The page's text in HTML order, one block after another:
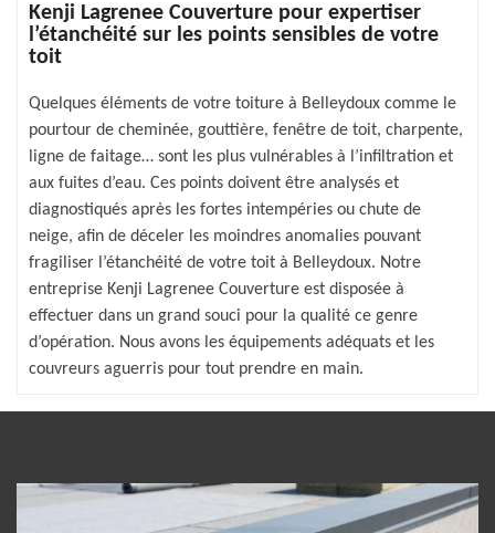
Kenji Lagrenee Couverture pour expertiser
l’étanchéité sur les points sensibles de votre
toit
Quelques éléments de votre toiture à Belleydoux comme le
pourtour de cheminée, gouttière, fenêtre de toit, charpente,
ligne de faitage… sont les plus vulnérables à l’infiltration et
aux fuites d’eau. Ces points doivent être analysés et
diagnostiqués après les fortes intempéries ou chute de
neige, afin de déceler les moindres anomalies pouvant
fragiliser l’étanchéité de votre toit à Belleydoux. Notre
entreprise Kenji Lagrenee Couverture est disposée à
effectuer dans un grand souci pour la qualité ce genre
d’opération. Nous avons les équipements adéquats et les
couvreurs aguerris pour tout prendre en main.